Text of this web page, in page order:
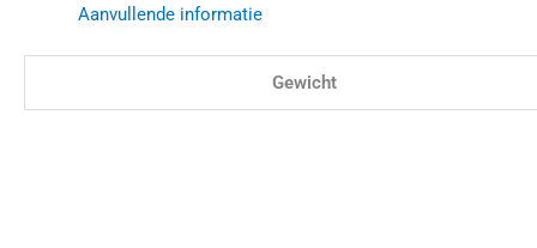
Aanvullende informatie
Gewicht